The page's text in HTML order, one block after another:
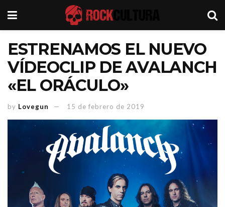
ESTRENAMOS EL NUEVO
VÍDEOCLIP DE AVALANCH
«EL ORÁCULO»
by Lovegun 15 de febrero de 2019